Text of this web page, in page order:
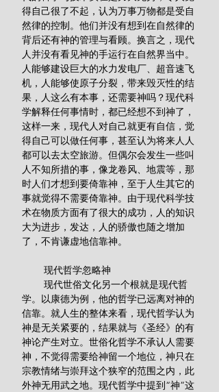
得自己很了不起，认为万事万物都是受自
然律的控制。他们并没有想到在自然律的
背后还有神的管理与看顾。换言之，现代
人并没有看见神的手运行在自然界当中。
人能够建设巨大的水力发电厂、超音速飞
机，人能够使原子分裂，带来毁灭性的结
果，人这么有本事，还需要神吗？现代科
学解释任何事情时，都已经想不到神了，
这样一来，现代人对自己就更有自信，觉
得自己可以做任何事，甚至认为将来人人
都可以去太空旅游。但偶尔会发生一些叫
人不知所措的事，像龙卷风、地震等，那
时人们才想到要倚靠神，至于人生其它的
事就觉得不需要倚靠神。由于现代科学技
术在物质方面有了很大的成功，人的知识
大为进步，发达，人的骄傲也随之增加
了，不肯谦虚地信靠神。
        现代哲学忽略神
学。以康德为例，他的哲学已远离对神的
信靠。就人生的整体来看，现代哲学认为
神是无关紧要的，结果就与《圣经》的有
神论产生对立。世俗化哲学不承认人需要
神，不觉得需要给神留一个地位，神只在
宗教情绪与崇拜这个狭窄的范围之内，此
外神无用武之地。现代哲学中提到“神”这